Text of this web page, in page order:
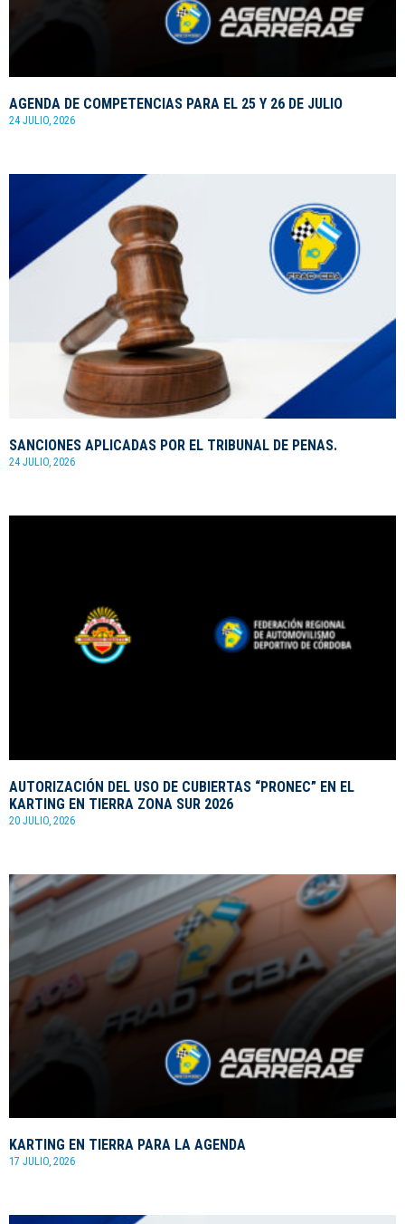
AGENDA DE COMPETENCIAS PARA EL 25 Y 26 DE JULIO
24 JULIO, 2026
SANCIONES APLICADAS POR EL TRIBUNAL DE PENAS.
24 JULIO, 2026
AUTORIZACIÓN DEL USO DE CUBIERTAS “PRONEC” EN EL
KARTING EN TIERRA ZONA SUR 2026
20 JULIO, 2026
KARTING EN TIERRA PARA LA AGENDA
17 JULIO, 2026